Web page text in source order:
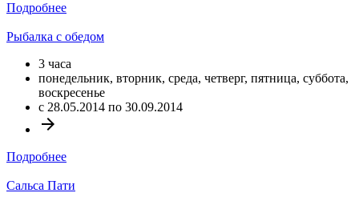
Подробнее
Рыбалка с обедом
3 часа
понедельник, вторник, среда, четверг, пятница, суббота,
воскресенье
c 28.05.2014 по 30.09.2014
arrow_forward
Подробнее
Сальса Пати